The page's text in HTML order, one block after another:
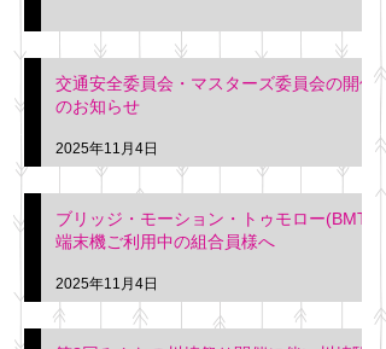
交通安全委員会・マスターズ委員会の開催
のお知らせ
2025年11月4日
ブリッジ・モーション・トゥモロー(BMT)
端末機ご利用中の組合員様へ
2025年11月4日